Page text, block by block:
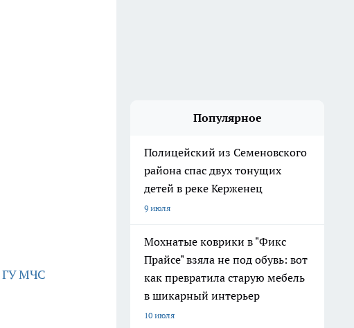
ГУ МЧС
Популярное
Полицейский из Семеновского
района спас двух тонущих
детей в реке Керженец
9 июля
Мохнатые коврики в "Фикс
Прайсе" взяла не под обувь: вот
как превратила старую мебель
в шикарный интерьер
10 июля